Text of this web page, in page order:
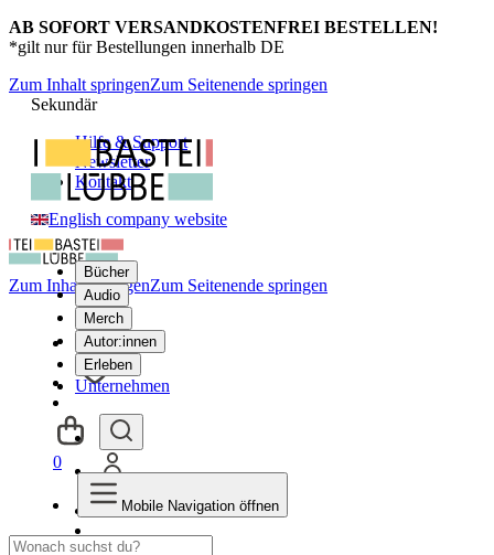
AB SOFORT VERSANDKOSTENFREI BESTELLEN!
*gilt nur für Bestellungen innerhalb DE
Zum Inhalt springenZum Seitenende springen
Sekundär
Hilfe & Support
Newsletter
Kontakt
English company website
Bücher
Audio
Merch
Autor:innen
Erleben
Unternehmen
Zum Inhalt springenZum Seitenende springen
0
Mobile Navigation öffnen